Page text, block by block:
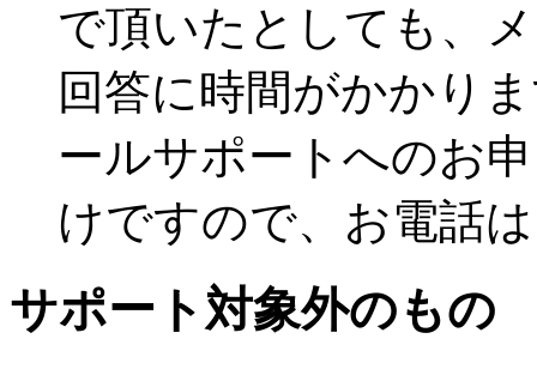
で頂いたとしても、
回答に時間がかかり
ールサポートへのお
けですので、お電話
サポート対象外のもの